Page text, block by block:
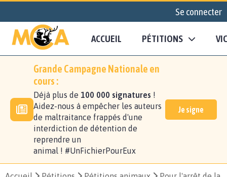
Se connecter
ACCUEIL PÉTITIONS
Grande Campagne Nationale en
cours :
Déjà plus de 100 000 signatures !
Aidez-nous à empêcher les auteurs
de maltraitance frappés d'une
interdiction de détention de
reprendre un
animal ! #UnFichierPourEux
Je signe